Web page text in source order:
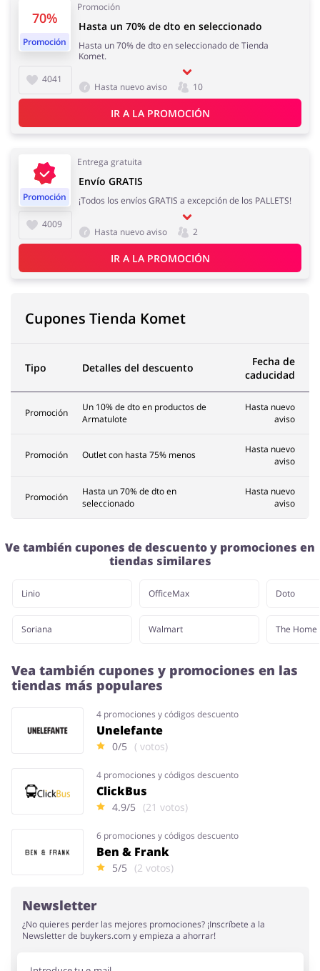
70%
Promoción
Promoción
4041
Hasta un 70% de dto en seleccionado
Hasta un 70% de dto en seleccionado de Tienda
Komet.
Hasta nuevo aviso 10
IR A LA PROMOCIÓN
Promoción
Entrega gratuita
4009
Envío GRATIS
¡Todos los envíos GRATIS a excepción de los PALLETS!
Hasta nuevo aviso 2
IR A LA PROMOCIÓN
Cupones Tienda Komet
Tipo Detalles del descuento
Fecha de
caducidad
Promoción
Un 10% de dto en productos de
Armatulote
Hasta nuevo
aviso
Promoción Outlet con hasta 75% menos
Hasta nuevo
aviso
Promoción
Hasta un 70% de dto en
seleccionado
Hasta nuevo
aviso
Ve también cupones de descuento y promociones en
tiendas similares
Linio
Soriana
OfficeMax
Walmart
Doto
The Home
Vea también cupones y promociones en las
tiendas más populares
4 promociones y códigos descuento
Unelefante
0/5 ( votos)
4 promociones y códigos descuento
ClickBus
4.9/5 (21 votos)
6 promociones y códigos descuento
Ben & Frank
5/5 (2 votos)
Newsletter
¿No quieres perder las mejores promociones? ¡Inscríbete a la
Newsletter de buykers.com y empieza a ahorrar!